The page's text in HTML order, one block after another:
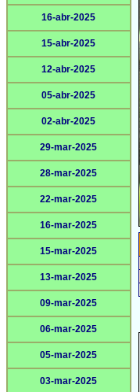
16-abr-2025
15-abr-2025
12-abr-2025
05-abr-2025
02-abr-2025
29-mar-2025
28-mar-2025
22-mar-2025
16-mar-2025
15-mar-2025
13-mar-2025
09-mar-2025
06-mar-2025
05-mar-2025
03-mar-2025